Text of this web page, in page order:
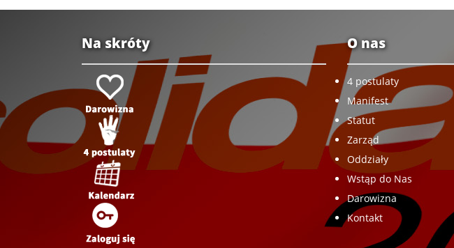
Na skróty O nas
4 postulaty
Manifest
Statut
Zarząd
Oddziały
Wstąp do Nas
Darowizna
Kontakt